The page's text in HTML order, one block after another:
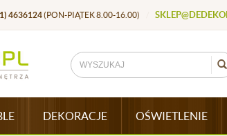
4636124(PON-PIĄTEK 8.00-16.00)
DEKORACJE OŚWIETLENIE